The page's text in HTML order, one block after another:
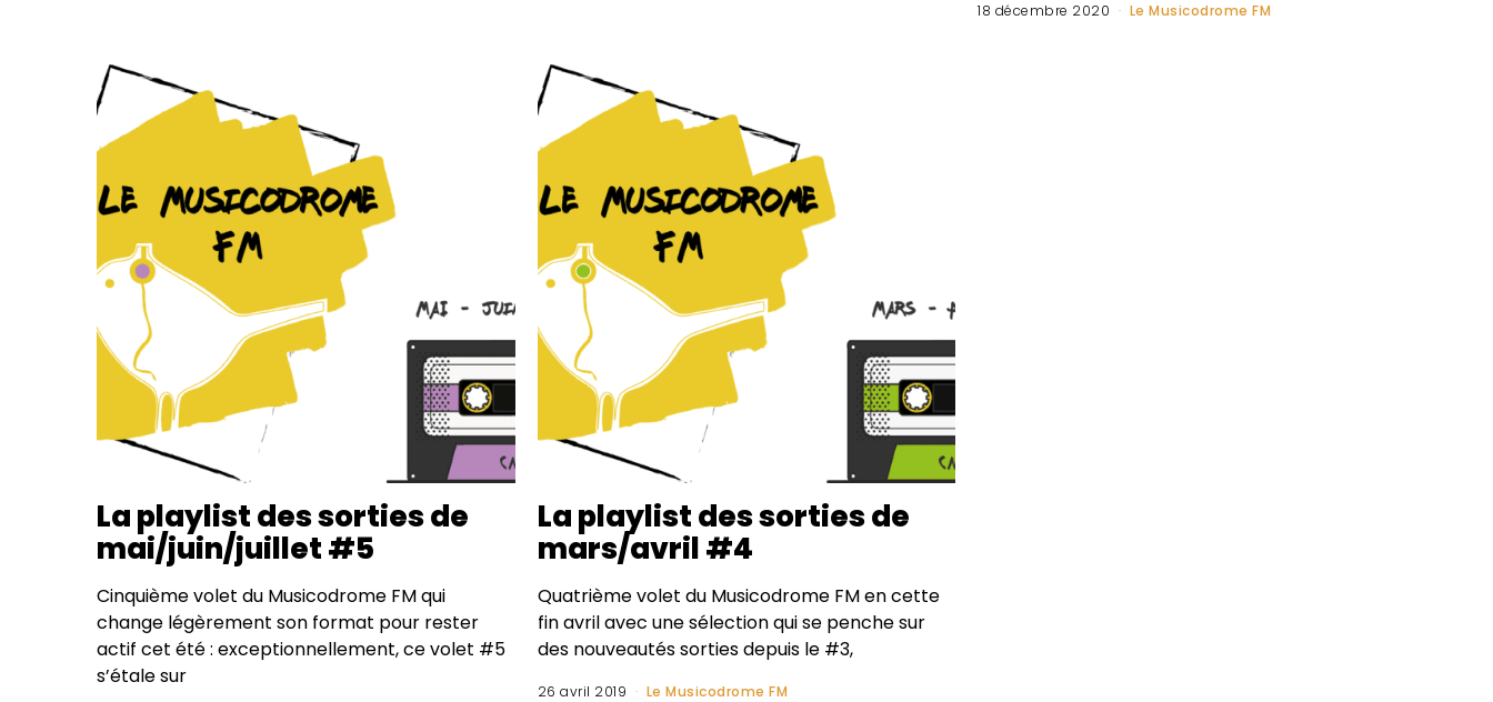
18 décembre 2020 Le Musicodrome FM
La playlist des sorties de
mai/juin/juillet #5
Cinquième volet du Musicodrome FM qui
change légèrement son format pour rester
actif cet été : exceptionnellement, ce volet #5
s’étale sur
La playlist des sorties de
mars/avril #4
Quatrième volet du Musicodrome FM en cette
fin avril avec une sélection qui se penche sur
des nouveautés sorties depuis le #3,
26 avril 2019 Le Musicodrome FM